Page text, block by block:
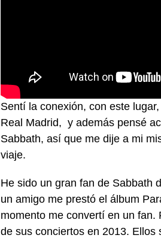
Sentí la conexión, con este
Real Madrid, y además pensé
Sabbath, así que me dije a mi
viaje.
He sido un gran fan de Sabbath
un amigo me prestó el álbum
momento me convertí en un
de sus conciertos en 2013.